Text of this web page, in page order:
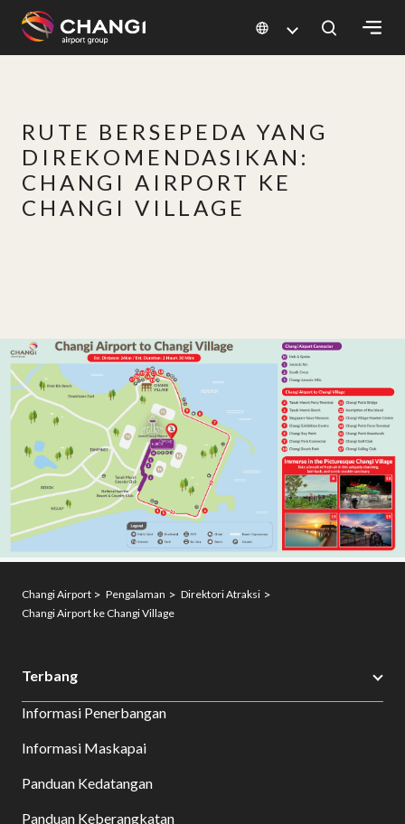
Changi
Sites:
Language
RUTE BERSEPEDA YANG
DIREKOMENDASIKAN:
CHANGI AIRPORT KE
CHANGI VILLAGE
Changi Airport Pengalaman
Direktori Atraksi
Changi Airport ke Changi Village
Terbang
Informasi Penerbangan
Informasi Maskapai
Panduan Kedatangan
Panduan Keberangkatan